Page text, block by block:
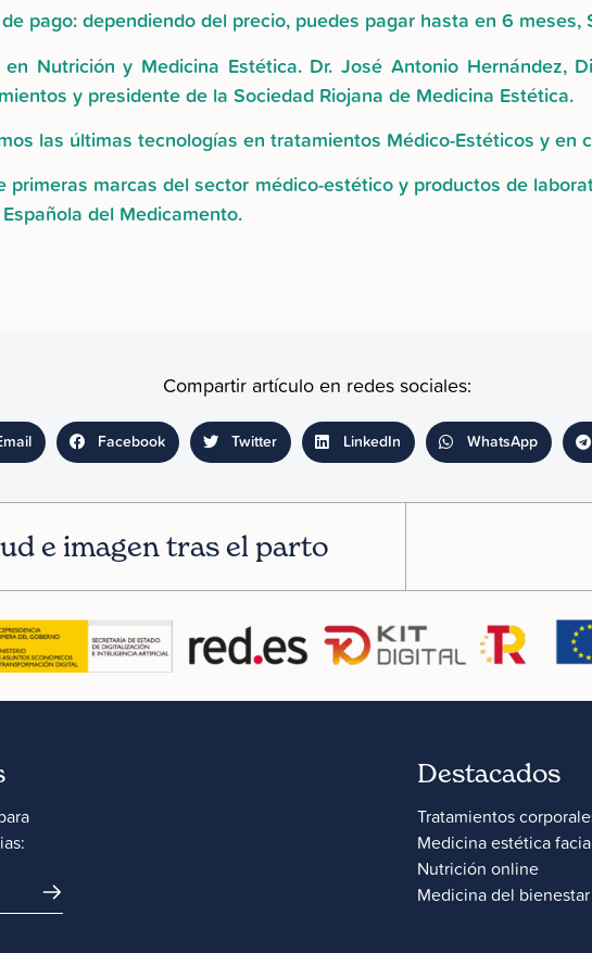
pago: dependiendo del precio, puedes pagar hasta en 6 meses,
Nutrición y Medicina Estética. Dr. José Antonio Hernández,
y presidente de la Sociedad Riojana de Medicina Estética.
las últimas tecnologías en tratamientos Médico-Estéticos y en
primeras marcas del sector médico-estético y productos de
del Medicamento.
Compartir artículo en redes sociales:
Facebook Twitter LinkedIn WhatsApp
e imagen tras el parto
Destacados
Tratamientos
Medicina estética
Nutrición online
Medicina del bienestar